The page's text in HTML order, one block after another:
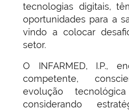
tecnologias digitais,
oportunidades para a
vindo a colocar
setor.
O INFARMED, I.P.,
competente,
evolução
considerando